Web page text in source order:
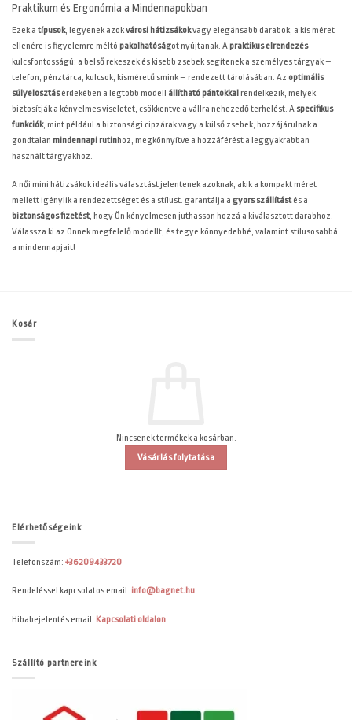
Praktikum és Ergonómia a Mindennapokban
Ezek a típusok, legyenek azokvárosi hátizsákokvagy elegánsabb darabok, a kis méret
ellenére is figyelemre méltó pakolhatóságot nyújtanak. A praktikus elrendezés
kulcsfontosságú: a belső rekeszek és kisebb zsebek segítenek a személyes tárgyak –
telefon, pénztárca, kulcsok, kisméretű smink – rendezett tárolásában. Az optimális
súlyelosztásérdekében a legtöbb modell állítható pántokkal rendelkezik, melyek
biztosítják a kényelmes viseletet, csökkentve a vállra nehezedő terhelést. A specifikus
funkciók, mint például a biztonsági cipzárak vagy a külső zsebek, hozzájárulnak a
gondtalan mindennapi rutinhoz, megkönnyítve a hozzáférést a leggyakrabban
használt tárgyakhoz.
A női mini hátizsákok ideális választást jelentenek azoknak, akik a kompakt méret
mellett igénylik a rendezettséget és a stílust. garantálja a gyors szállítástés a
biztonságos fizetést, hogy Ön kényelmesen juthasson hozzá a kiválasztott darabhoz.
Válassza ki az Önnek megfelelő modellt, és tegye könnyedebbé, valamint stílusosabbá
a mindennapjait!
Kosár
Nincsenek termékek a kosárban.
Vásárlás folytatása
Elérhetőségeink
Telefonszám: +36209433720
Rendeléssel kapcsolatos email: info@bagnet.hu
Hibabejelentés email: Kapcsolati oldalon
Szállító partnereink